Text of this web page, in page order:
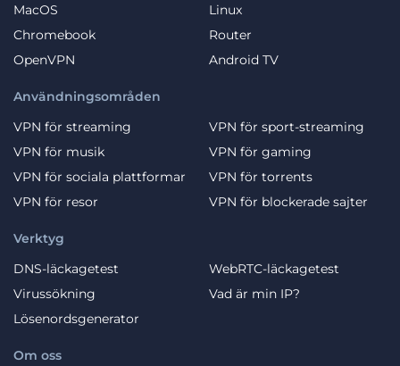
MacOS
Linux
Chromebook
Router
OpenVPN
Android TV
Användningsområden
VPN för streaming
VPN för sport-streaming
VPN för musik
VPN för gaming
VPN för sociala plattformar
VPN för torrents
VPN för resor
VPN för blockerade sajter
Om oss
Verktyg
DNS-läckagetest
WebRTC-läckagetest
Virussökning
Vad är min IP?
Lösenordsgenerator